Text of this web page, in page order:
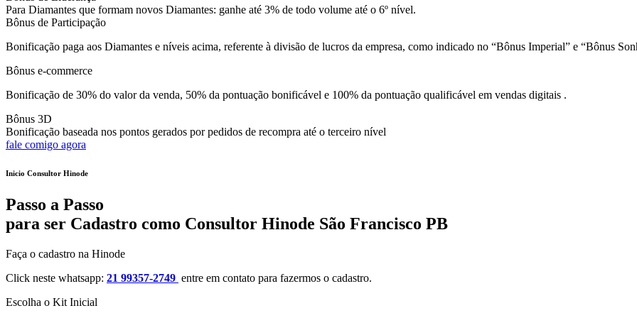
Para Diamantes que formam novos Diamantes: ganhe até 3% de todo volume até o 6º nível.
Bônus de Participação
Bonificação paga aos Diamantes e níveis acima, referente à divisão de lucros da empresa, como indicado no “Bônus Imperial” e “Bônus
Bônus e-commerce
Bonificação de 30% do valor da venda, 50% da pontuação bonificável e 100% da pontuação qualificável em vendas digitais .
Bônus 3D
Bonificação baseada nos pontos gerados por pedidos de recompra até o terceiro nível
fale comigo agora
Inicio Consultor Hinode
Passo a Passo
para ser Cadastro como Consultor Hinode São Francisco PB
Faça o cadastro na Hinode
Click neste whatsapp: 21 99357-2749 entre em contato para fazermos o cadastro.
Escolha o Kit Inicial